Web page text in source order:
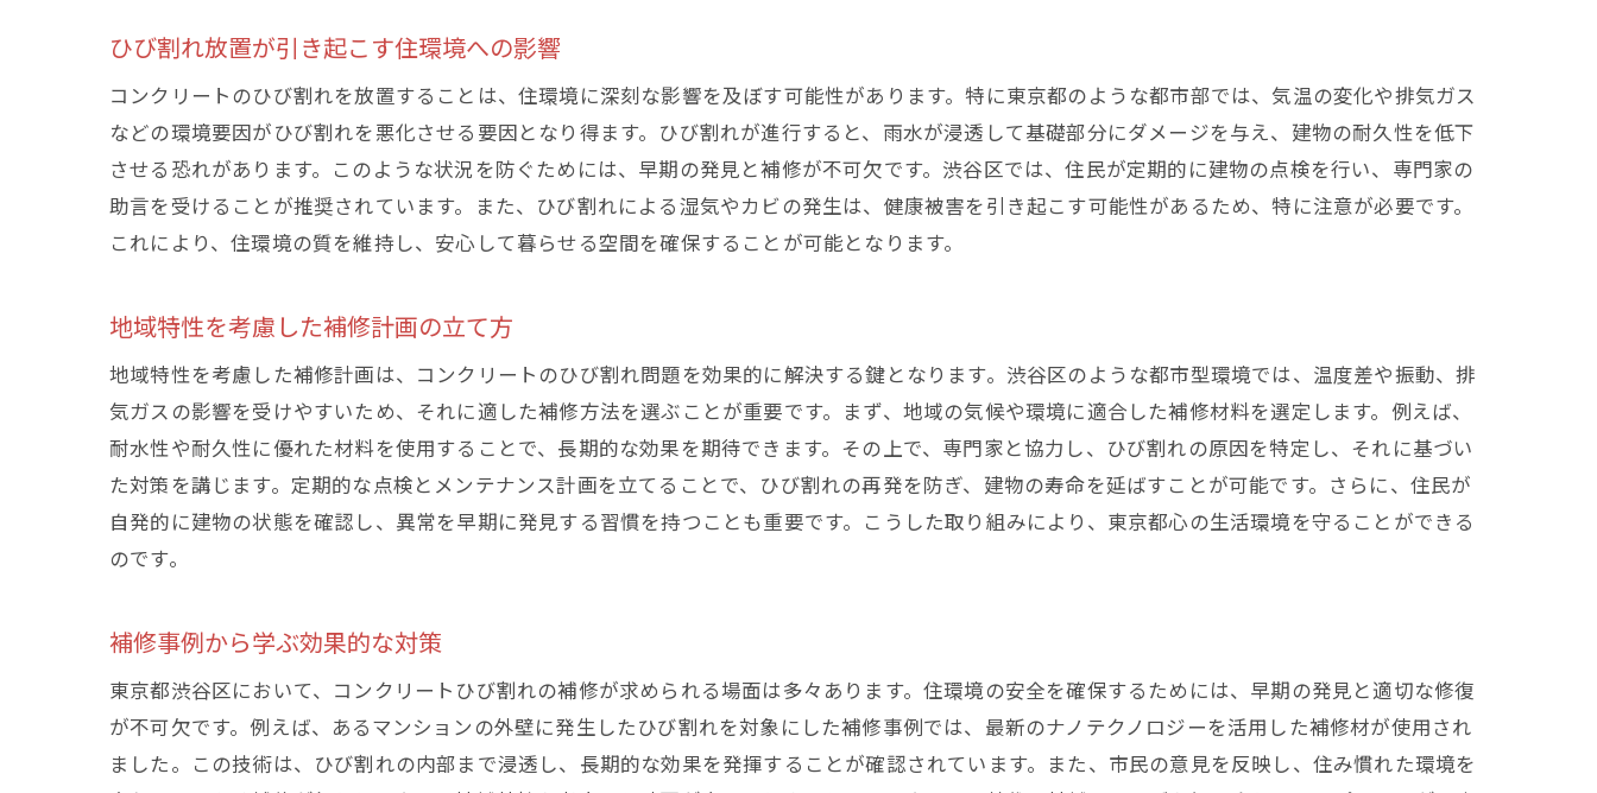
ひび割れ放置が引き起こす住環境への影響
コンクリートのひび割れを放置することは、住環境に深刻な影響を及ぼす可能性があります。特に東京都のような都市部では、気温の変化や排気ガス
などの環境要因がひび割れを悪化させる要因となり得ます。ひび割れが進行すると、雨水が浸透して基礎部分にダメージを与え、建物の耐久性を低下
させる恐れがあります。このような状況を防ぐためには、早期の発見と補修が不可欠です。渋谷区では、住民が定期的に建物の点検を行い、専門家の
助言を受けることが推奨されています。また、ひび割れによる湿気やカビの発生は、健康被害を引き起こす可能性があるため、特に注意が必要です。
これにより、住環境の質を維持し、安心して暮らせる空間を確保することが可能となります。
地域特性を考慮した補修計画の立て方
地域特性を考慮した補修計画は、コンクリートのひび割れ問題を効果的に解決する鍵となります。渋谷区のような都市型環境では、温度差や振動、排
気ガスの影響を受けやすいため、それに適した補修方法を選ぶことが重要です。まず、地域の気候や環境に適合した補修材料を選定します。例えば、
耐水性や耐久性に優れた材料を使用することで、長期的な効果を期待できます。その上で、専門家と協力し、ひび割れの原因を特定し、それに基づい
た対策を講じます。定期的な点検とメンテナンス計画を立てることで、ひび割れの再発を防ぎ、建物の寿命を延ばすことが可能です。さらに、住民が
自発的に建物の状態を確認し、異常を早期に発見する習慣を持つことも重要です。こうした取り組みにより、東京都心の生活環境を守ることができる
のです。
補修事例から学ぶ効果的な対策
東京都渋谷区において、コンクリートひび割れの補修が求められる場面は多々あります。住環境の安全を確保するためには、早期の発見と適切な修復
が不可欠です。例えば、あるマンションの外壁に発生したひび割れを対象にした補修事例では、最新のナノテクノロジーを活用した補修材が使用され
ました。この技術は、ひび割れの内部まで浸透し、長期的な効果を発揮することが確認されています。また、市民の意見を反映し、住み慣れた環境を